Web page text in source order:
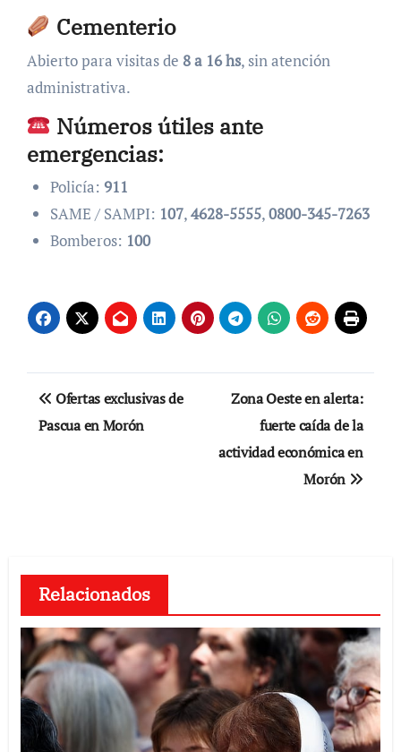
Cementerio
Abierto para visitas de 8 a 16 hs, sin atención
administrativa.
Números útiles ante
emergencias:
Policía: 911
SAME / SAMPI: 107,4628-5555,0800-345-7263
Bomberos: 100
Navegación
de
Ofertas exclusivas de
Pascua en Morón
Zona Oeste en alerta:
fuerte caída de la
actividad económica en
Morón
Relacionados